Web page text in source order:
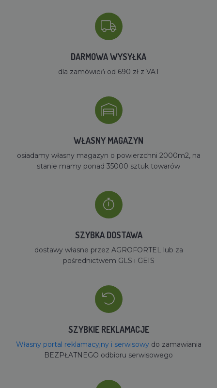
DARMOWA WYSYŁKA
dla zamówień od 690 zł z VAT
WŁASNY MAGAZYN
osiadamy własny magazyn o powierzchni 2000m2, na
stanie mamy ponad 35000 sztuk towarów
SZYBKA DOSTAWA
dostawy własne przez AGROFORTEL lub za
pośrednictwem GLS i GEIS
SZYBKIE REKLAMACJE
Własny portal reklamacyjny i serwisowydo zamawiania
BEZPŁATNEGO odbioru serwisowego